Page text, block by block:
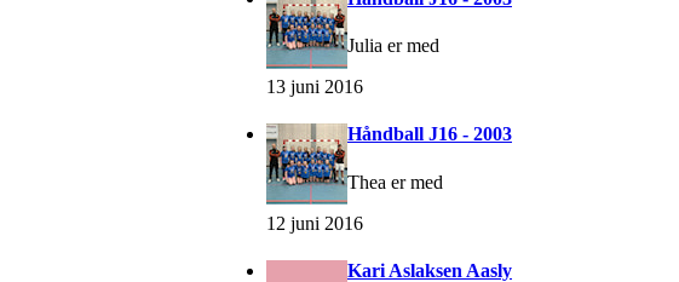
Julia er med
13 juni 2016
Håndball J16 - 2003
Thea er med
12 juni 2016
Kari Aslaksen Aasly